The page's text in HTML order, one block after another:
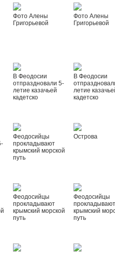
Фото Алены
Григорьевой
Фото Алены
Григорьевой
В Феодосии
отпраздновали 5-
летие казачьей
кадетско
В Феодосии
летие
кадетско
Феодосийцы
прокладывают
крымский морской
путь
Острова
Феодосийцы
прокладывают
крымский морской
путь
Феодосийцы
крымский
путь